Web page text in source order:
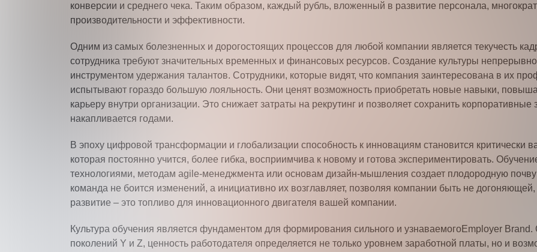
конверсии и среднего чека. Таким образом, каждый рубль, вложенный в развитие персонала,
производительности и эффективности.
Одним из самых болезненных и дорогостоящих процессов для любой компании является текучесть
сотрудника требуют значительных временных и финансовых ресурсов. Создание культуры
инструментом удержания талантов. Сотрудники, которые видят, что компания заинтересована в их
испытывают гораздо большую лояльность. Они ценят возможность приобретать новые навыки,
карьеру внутри организации. Это снижает затраты на рекрутинг и позволяет сохранить
накапливается годами.
В эпоху цифровой трансформации и глобализации способность к инновациям становится критически
которая постоянно учится, более гибка, восприимчива к новому и готова экспериментировать.
технологиями, методам agile-менеджмента или основам дизайн-мышления создает плодородную
команда не боится изменений, а инициативно их возглавляет, позволяя компании быть не
развитие – это топливо для инновационного двигателя вашей компании.
Культура обучения является фундаментом для формирования сильного и узнаваемогоEmployer
поколений Y и Z, ценность работодателя определяется не только уровнем заработной платы, но и